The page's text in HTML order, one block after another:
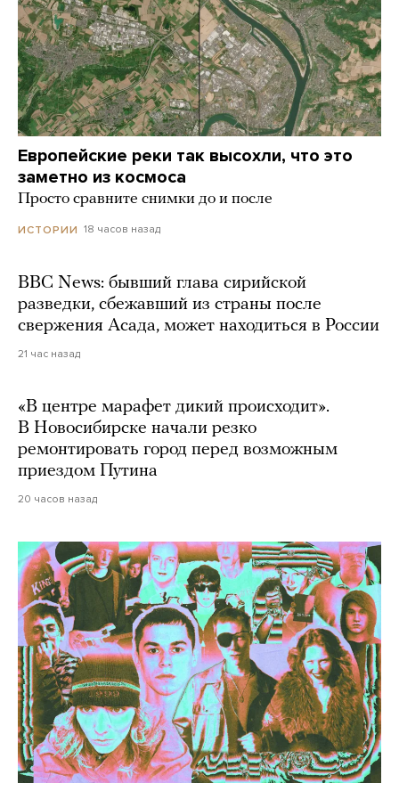
Европейские реки так высохли, что это
заметно из космоса
Просто сравните снимки до и после
ИСТОРИИ 18 часов назад
BBC News: бывший глава сирийской
разведки, сбежавший из страны после
свержения Асада, может находиться в России
21 час назад
«В центре марафет дикий происходит».
В Новосибирске начали резко
ремонтировать город перед возможным
приездом Путина
20 часов назад